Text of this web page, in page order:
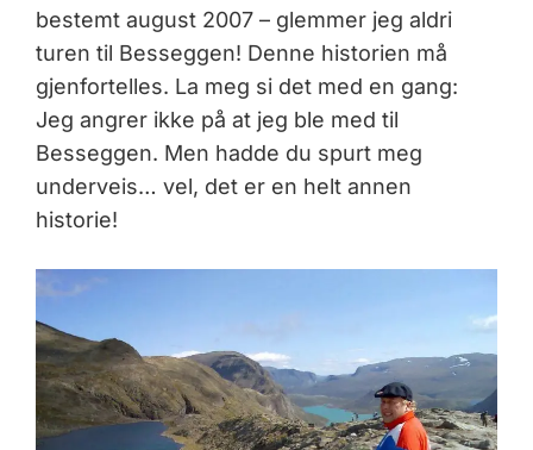
bestemt august 2007 – glemmer jeg aldri
turen til Besseggen! Denne historien må
gjenfortelles. La meg si det med en gang:
Jeg angrer ikke på at jeg ble med til
Besseggen. Men hadde du spurt meg
underveis… vel, det er en helt annen
historie!